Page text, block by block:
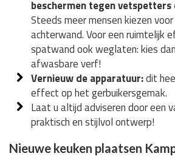
beschermen tegen vetspetters
Steeds meer mensen kiezen
achterwand. Voor een ruimtelijk
spatwand ook weglaten: kies
afwasbare verf!
Vernieuw de apparatuur:dit
effect op het gerbuikersgemak.
Laat u altijd adviseren door een
praktisch en stijlvol ontwerp!
Nieuwe keuken plaatsen